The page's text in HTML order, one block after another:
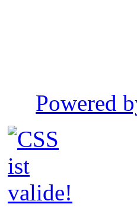
Powered